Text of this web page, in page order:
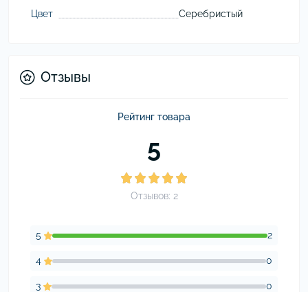
Цвет Серебристый
Отзывы
Рейтинг товара
5
Отзывов: 2
5 2
4 0
3 0